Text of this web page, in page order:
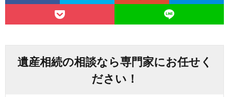
遺産相続の相談なら専門家にお任せく
ださい！